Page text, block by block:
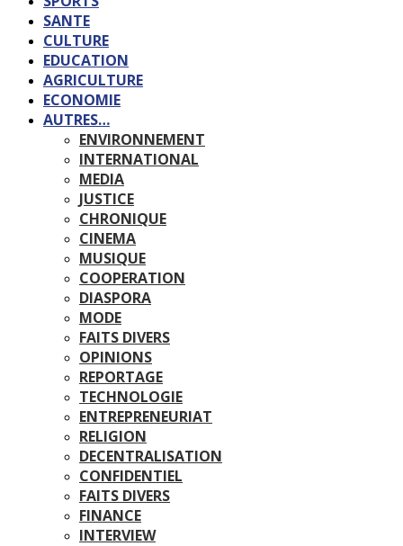
SANTE
CULTURE
EDUCATION
AGRICULTURE
ECONOMIE
AUTRES…
ENVIRONNEMENT
INTERNATIONAL
MEDIA
JUSTICE
CHRONIQUE
CINEMA
MUSIQUE
COOPERATION
DIASPORA
MODE
FAITS DIVERS
OPINIONS
REPORTAGE
TECHNOLOGIE
ENTREPRENEURIAT
RELIGION
DECENTRALISATION
CONFIDENTIEL
FAITS DIVERS
FINANCE
INTERVIEW